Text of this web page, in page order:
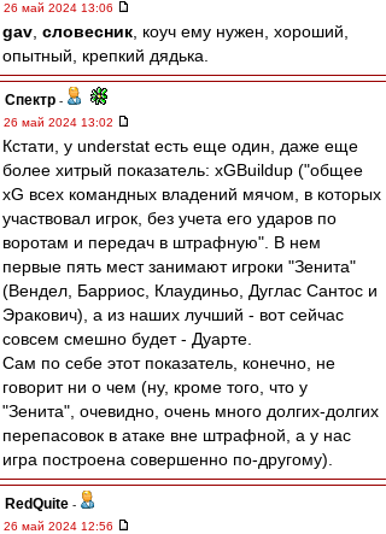
26 май 2024 13:06
gav словесник , коуч ему нужен, хороший,
опытный, крепкий дядька.
Спектр -
26 май 2024 13:02
Кстати, у understat есть еще один, даже еще
более хитрый показатель: xGBuildup ("общее
xG всех командных владений мячом, в которых
участвовал игрок, без учета его ударов по
воротам и передач в штрафную". В нем
первые пять мест занимают игроки "Зенита"
(Вендел, Барриос, Клаудиньо, Дуглас Сантос и
Эракович), а из наших лучший - вот сейчас
совсем смешно будет - Дуарте.
Сам по себе этот показатель, конечно, не
говорит ни о чем (ну, кроме того, что у
"Зенита", очевидно, очень много долгих-долгих
перепасовок в атаке вне штрафной, а у нас
игра построена совершенно по-другому).
RedQuite -
26 май 2024 12:56